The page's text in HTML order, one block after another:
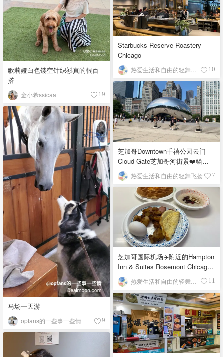
歌莉娅白色镂空针织衫真的很百
搭
金小希ssicaa 19
Starbucks Reserve Roastery
Chicago
10
芝加哥Downtown千禧公园云门
Cloud Gate芝加哥河街景❤️鳞次
栉比的高楼
热爱生活和自由的轻舞飞扬 7
马场一天游
opfans的一些事一些情 9
芝加哥国际机场✈️附近的Hampton
Inn & Suites Rosemont Chicago
O'Hare自助早餐
11